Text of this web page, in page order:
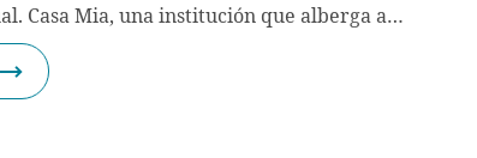
Casa Mia, una institución que alberga a…